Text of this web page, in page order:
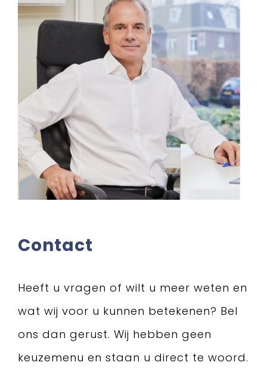
Contact
Heeft u vragen of wilt u meer weten en
wat wij voor u kunnen betekenen? Bel
ons dan gerust. Wij hebben geen
keuzemenu en staan u direct te woord.